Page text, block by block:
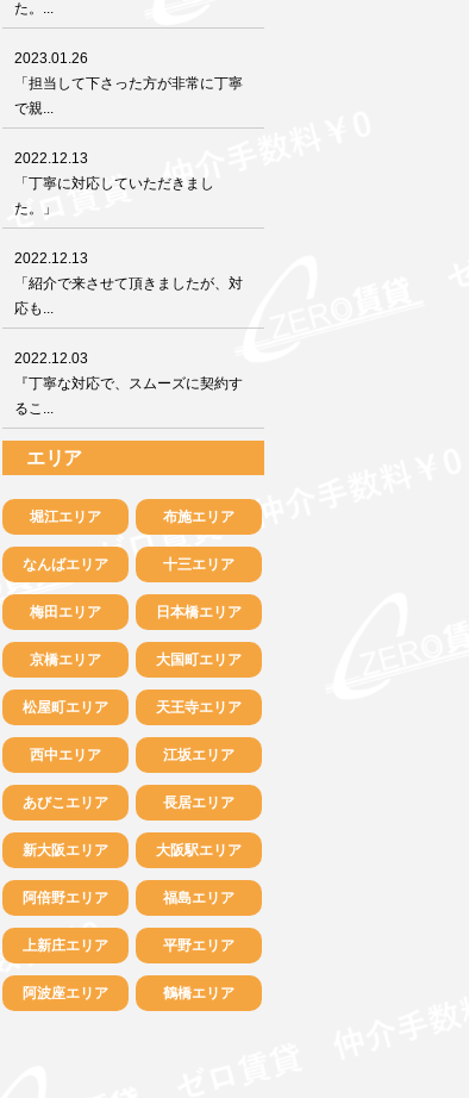
た。...
2023.01.26
「担当して下さった方が非常に丁寧
で親...
2022.12.13
「丁寧に対応していただきまし
た。」
2022.12.13
「紹介で来させて頂きましたが、対
応も...
2022.12.03
『丁寧な対応で、スムーズに契約す
るこ...
エリア
堀江エリア 布施エリア
なんばエリア 十三エリア
梅田エリア 日本橋エリア
京橋エリア 大国町エリア
松屋町エリア 天王寺エリア
西中エリア 江坂エリア
あびこエリア 長居エリア
新大阪エリア 大阪駅エリア
阿倍野エリア 福島エリア
上新庄エリア 平野エリア
阿波座エリア 鶴橋エリア